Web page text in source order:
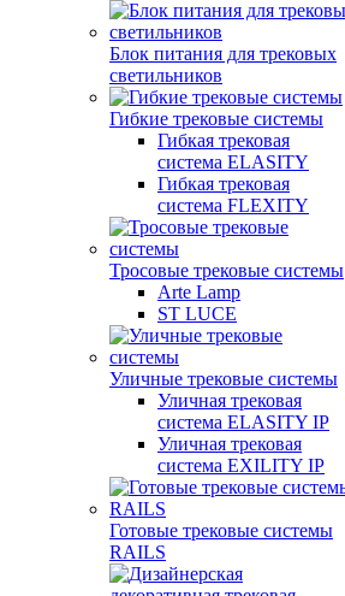
Блок питания для трековых
светильников
Гибкие трековые системы
Гибкая трековая
система ELASITY
Гибкая трековая
система FLEXITY
Тросовые трековые системы
Arte Lamp
ST LUCE
Уличные трековые системы
Уличная трековая
система ELASITY IP
Уличная трековая
система EXILITY IP
Готовые трековые системы
RAILS